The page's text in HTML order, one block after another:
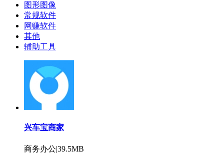
图形图像
常规软件
网赚软件
其他
辅助工具
兴车宝商家
商务办公|39.5MB